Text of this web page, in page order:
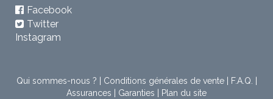
Facebook
Twitter
Instagram
Qui sommes-nous ? Conditions générales de vente| F.A.Q.
Assurances
Garanties Plan du site